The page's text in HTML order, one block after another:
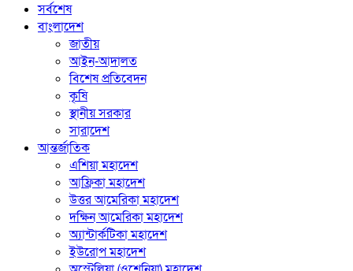
সর্বশেষ
বাংলাদেশ
জাতীয়
আইন-আদালত
বিশেষ প্রতিবেদন
কৃষি
স্থানীয় সরকার
সারাদেশ
আন্তর্জাতিক
এশিয়া মহাদেশ
আফ্রিকা মহাদেশ
উত্তর আমেরিকা মহাদেশ
দক্ষিন আমেরিকা মহাদেশ
অ্যান্টার্কটিকা মহাদেশ
ইউরোপ মহাদেশ